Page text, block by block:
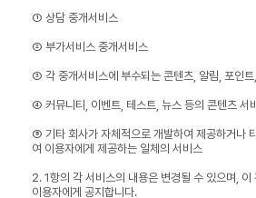
① 상담 중개서비스
② 부가서비스 중개서비스
③ 각 중개서비스에 부수되는 콘텐츠, 알림, 포인
④ 커뮤니티, 이벤트, 테스트, 뉴스 등의 콘텐츠 서
⑤ 기타 회사가 자체적으로 개발하여 제공하거나
여 이용자에게 제공하는 일체의 서비스
2. 1항의 각 서비스의 내용은 변경될 수 있으며, 이
이용자에게 공지합니다.